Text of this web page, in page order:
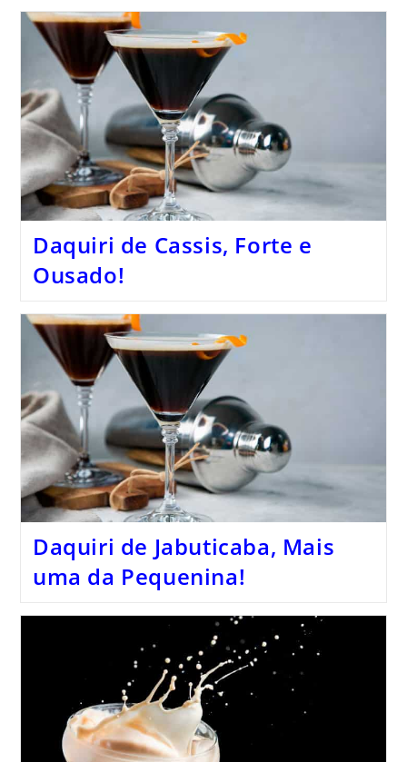
Daquiri de Cassis, Forte e
Ousado!
Daquiri de Jabuticaba, Mais
uma da Pequenina!